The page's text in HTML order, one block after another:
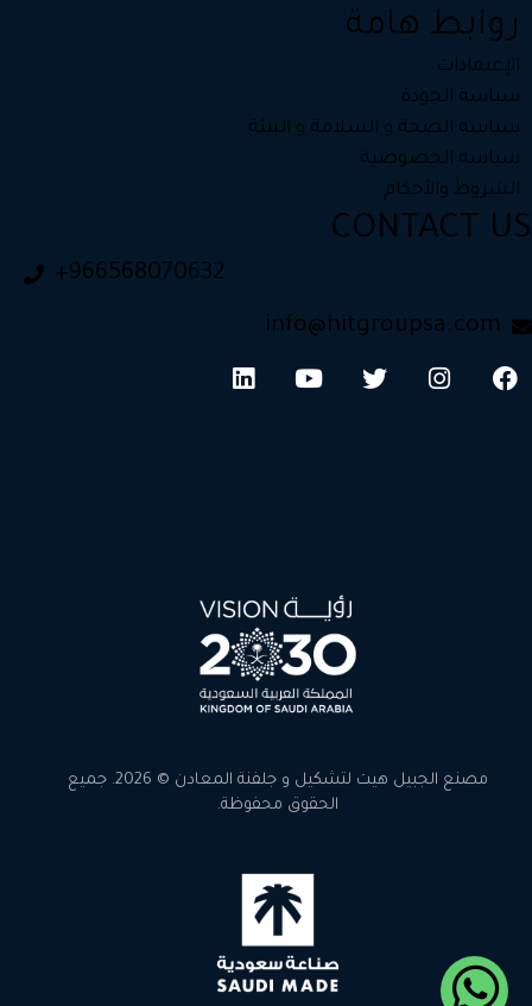
روابط هامة
الإعتمادات
سياسة الجودة
سياسة الصحة و السلامة و البيئة
سياسة الخصوصية
الشروط والأحكام
CONTACT US
+966568070632
info@hitgroupsa.com
مصنع الجبيل هيت لتشكيل و جلفنة المعادن © 2026. جميع
الحقوق محفوظة.